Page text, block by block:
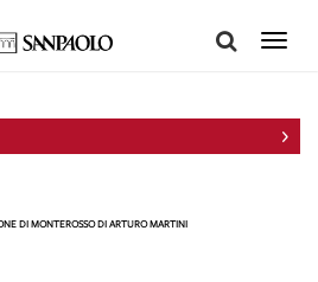
Toggle
DI MONTEROSSO DI ARTURO MARTINI